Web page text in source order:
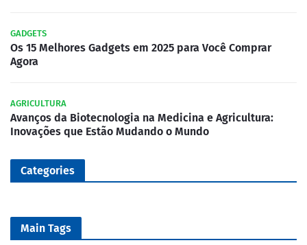
GADGETS
Os 15 Melhores Gadgets em 2025 para Você Comprar
Agora
AGRICULTURA
Avanços da Biotecnologia na Medicina e Agricultura:
Inovações que Estão Mudando o Mundo
Categories
Main Tags